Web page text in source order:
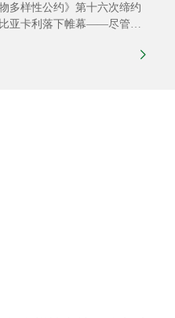
多样性公约》第十六次缔约
亚卡利落下帷幕——尽管总
的《联合国气候变化框架公